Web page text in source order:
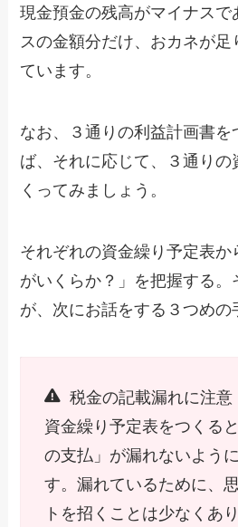
現金預金の残高がマイナスで
スの金額分だけ、おカネが足
ています。
なお、３通りの利益計画書を
ば、それに応じて、３通りの
くってみましょう。
それぞれの資金繰り予定表か
がいくらか？」を把握する。
が、次にお話をする３つめの
税金の記載漏れに注意
資金繰り予定表をつくる
の支払」が漏れないよう
す。漏れているために、
トを招くことは少なくあ